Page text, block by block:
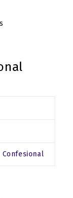
Confesional